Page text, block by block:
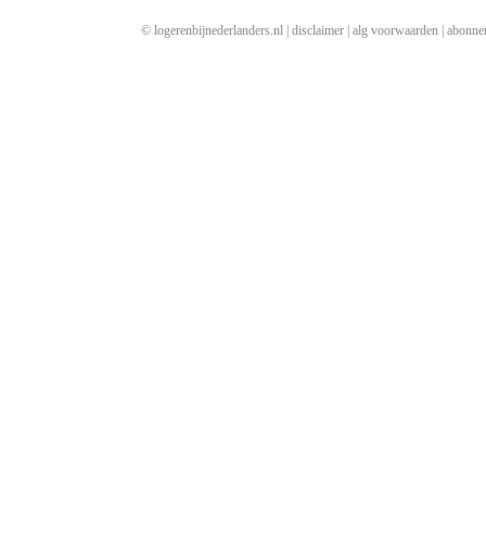
© logerenbijnederlanders.nl | disclaimer| alg voorwaarden|